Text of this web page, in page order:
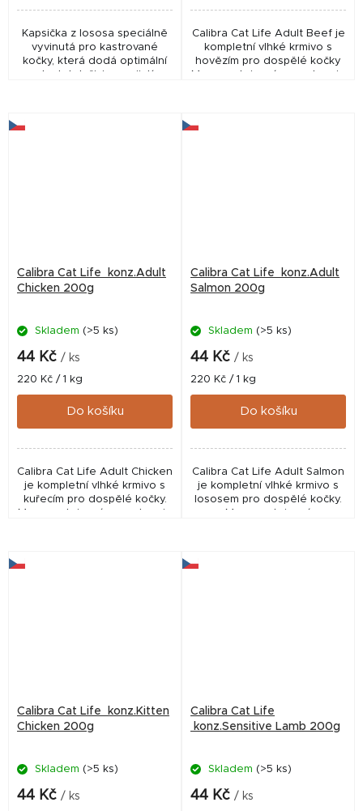
Kapsička z lososa speciálně
vyvinutá pro kastrované
kočky, která dodá optimální
dostatek živin a zajistí
Calibra Cat Life Adult Beef je
kompletní vlhké krmivo s
hovězím pro dospělé kočky
Monoproteinová receptura je
Calibra Cat Life konz.Adult
Chicken 200g
Skladem (>5 ks)
44 Kč / ks
Měrná
cena:
220 Kč / 1 kg
Do košíku
Calibra Cat Life Adult Chicken
je kompletní vlhké krmivo s
kuřecím pro dospělé kočky.
Calibra Cat Life konz.Adult
Salmon 200g
Skladem (>5 ks)
44 Kč / ks
Měrná
cena:
220 Kč / 1 kg
Do košíku
Calibra Cat Life Adult Salmon
je kompletní vlhké krmivo s
lososem pro dospělé kočky.
Calibra Cat Life konz.Kitten
Chicken 200g
Skladem (>5 ks)
44 Kč / ks
Calibra Cat Life
konz.Sensitive Lamb 200g
Skladem (>5 ks)
44 Kč / ks